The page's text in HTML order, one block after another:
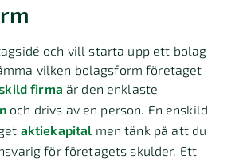
och vill starta upp ett bolag
vilken bolagsform företaget
firma är den enklaste
och drivs av en person. En enskild
aktiekapital men tänk på att du
för företagets skulder. Ett